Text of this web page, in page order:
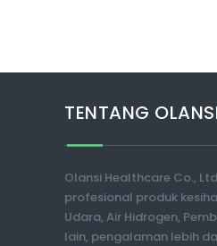
TENTANG
Olansi Healthcare Co.,
profesional produk
Udara, Air Hidrogen,
lain, pengalaman lebih